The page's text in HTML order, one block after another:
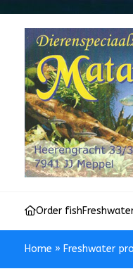
Order fish
Home » Freshwater